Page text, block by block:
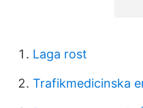
Laga rost
Trafikmedicinska